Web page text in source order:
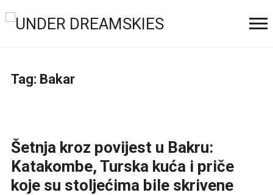
Tag: Bakar
Šetnja kroz povijest u Bakru:
Katakombe, Turska kuća i priče
koje su stoljećima bile skrivene